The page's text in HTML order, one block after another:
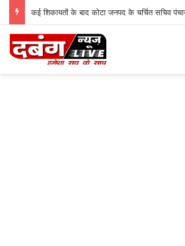
कई शिकायतों के बाद कोटा जनपद के चर्चित सचिव